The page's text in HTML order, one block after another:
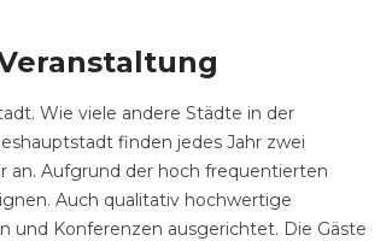
Wie viele andere Städte in der
finden jedes Jahr zwei
an. Aufgrund der hoch frequentierten
Auch qualitativ hochwertige
und Konferenzen ausgerichtet. Die Gäste